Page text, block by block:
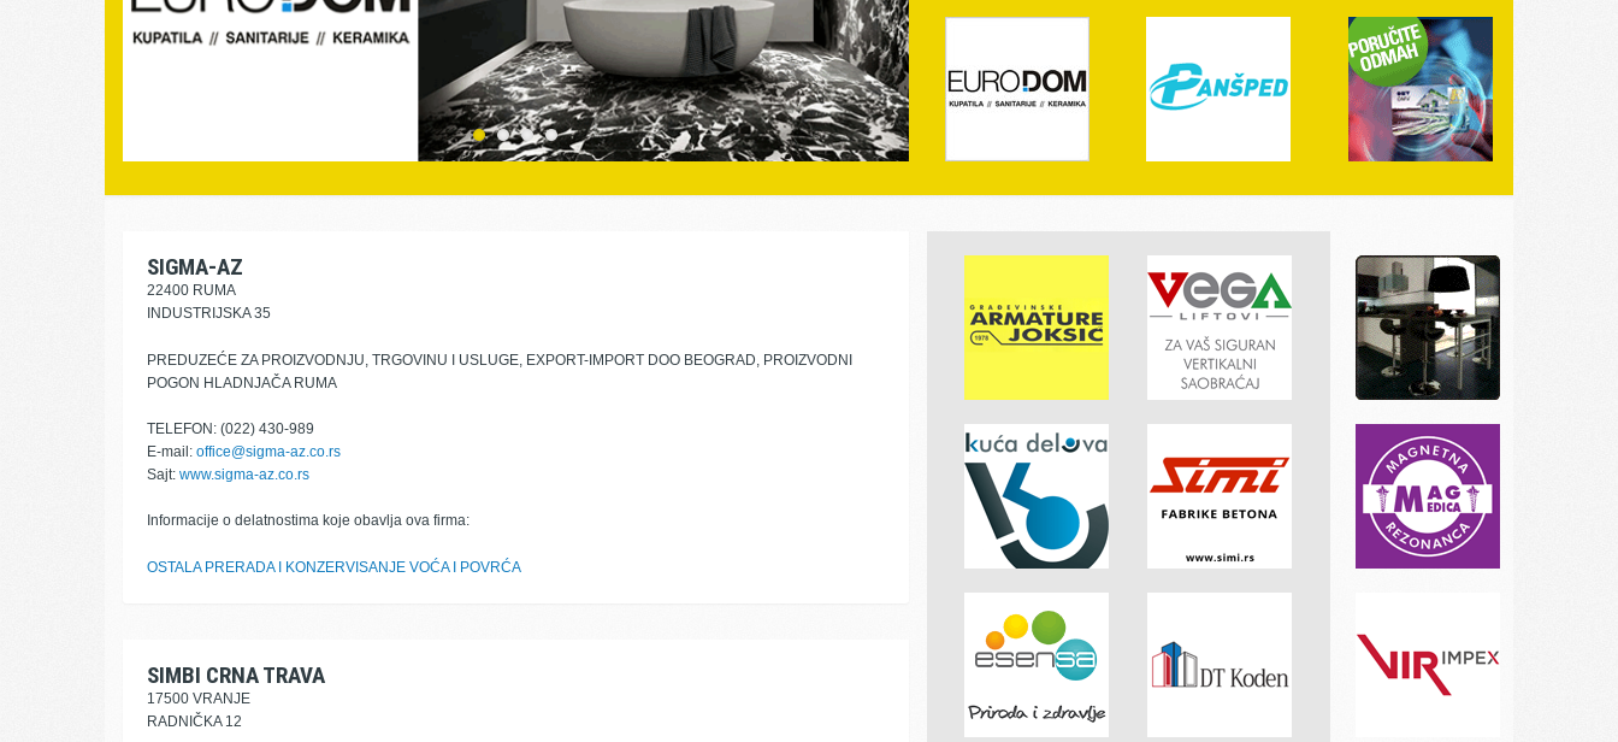
SIGMA-AZ
22400 RUMA
INDUSTRIJSKA 35
PREDUZEĆE ZA PROIZVODNJU, TRGOVINU I USLUGE, EXPORT-IMPORT DOO BEOGRAD, PROIZVODNI
POGON HLADNJAČA RUMA
TELEFON: (022) 430-989
E-mail: office@sigma-az.co.rs
Sajt: www.sigma-az.co.rs
Informacije o delatnostima koje obavlja ova firma:
OSTALA PRERADA I KONZERVISANJE VOĆA I POVRĆA
SIMBI CRNA TRAVA
17500 VRANJE
RADNIČKA 12